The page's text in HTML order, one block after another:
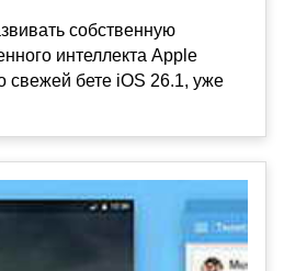
собственную
интеллекта Apple
свежей бете iOS 26.1, уже